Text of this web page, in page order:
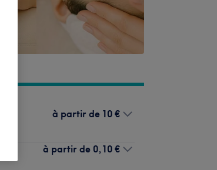
à partir de 10 €
à partir de 0,10 €